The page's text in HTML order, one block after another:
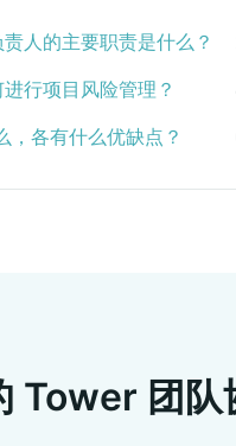
人的主要职责是什么？
行项目风险管理？
各有什么优缺点？
Tower 团队